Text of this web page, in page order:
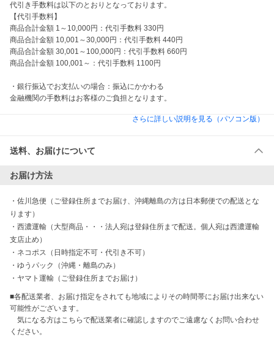
代引き手数料は以下のとおりとなっております。
【代引手数料】
商品合計金額 1～10,000円：代引手数料 330円
商品合計金額 10,001～30,000円：代引手数料 440円
商品合計金額 30,001～100,000円：代引手数料 660円
商品合計金額 100,001～：代引手数料 1100円
・銀行振込でお支払いの場合：振込にかかわる
金融機関の手数料はお客様のご負担となります。
さらに詳しい説明を見る（パソコン版）
送料、お届けについて
お届け方法
・ 佐川急便（ご登録住所までお届け、沖縄離島の方は日本郵便での配送とな
ります）
・ 西濃運輸（大型商品・・・法人宛は登録住所まで配送。個人宛は西濃運輸
支店止め）
・ ネコポス（日時指定不可・代引き不可）
・ ゆうパック（沖縄・離島のみ）
・ ヤマト運輸（ご登録住所までお届け）
■各配送業者、お届け指定をされても地域によりその時間帯にお届け出来ない
可能性がございます。
気になる方はこちらで配送業者に確認しますのでご遠慮なくお問い合わせ
ください。